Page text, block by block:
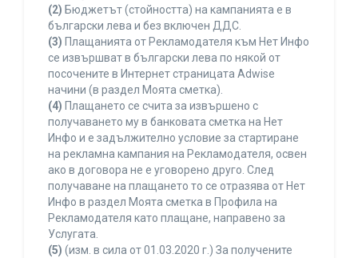
(2) Бюджетът (стойността) на кампанията е в
български лева и без включен ДДС.
(3) Плащанията от Рекламодателя към Нет Инфо
се извършват в български лева по някой от
посочените в Интернет страницата Adwise
начини (в раздел Моята сметка).
(4) Плащането се счита за извършено с
получаването му в банковата сметка на Нет
Инфо и е задължително условие за стартиране
на рекламна кампания на Рекламодателя, освен
ако в договора не е уговорено друго. След
получаване на плащането то се отразява от Нет
Инфо в раздел Моята сметка в Профила на
Рекламодателя като плащане, направено за
Услугата.
(5) (изм. в сила от 01.03.2020 г.) За получените